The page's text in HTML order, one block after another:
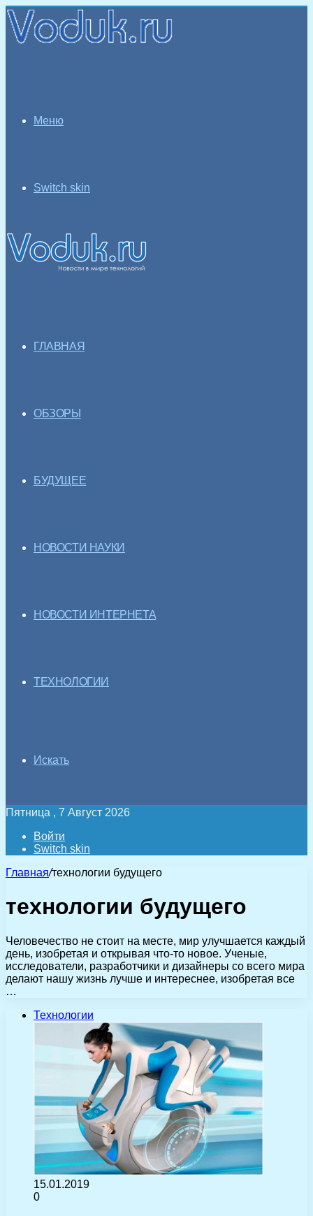
Меню
Switch skin
ГЛАВНАЯ
ОБЗОРЫ
БУДУЩЕЕ
НОВОСТИ НАУКИ
НОВОСТИ ИНТЕРНЕТА
ТЕХНОЛОГИИ
Искать
Пятница , 7 Август 2026
Войти
Switch skin
Главная/технологии будущего
технологии будущего
Человечество не стоит на месте, мир улучшается каждый
день, изобретая и открывая что-то новое. Ученые,
исследователи, разработчики и дизайнеры со всего мира
делают нашу жизнь лучше и интереснее, изобретая все
…
Технологии
15.01.2019
0